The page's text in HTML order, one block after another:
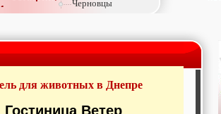
и наука,
Черновцы
для животных в Днепре
Гостиница Ветер